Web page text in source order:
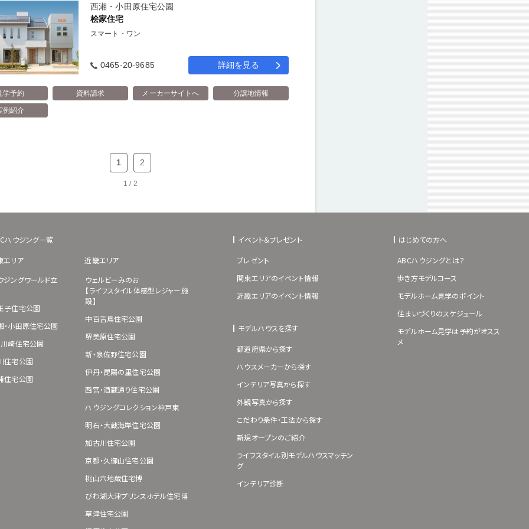
西湘・小田原住宅公園
桧家住宅
スマート・ワン
0465-20-9685 詳細を見る
学予約 資料請求 メーカーサイトへ 分譲地情報
例紹介
1 2
1 / 2
ハウジング一覧
エリア
ジングワールド立
子住宅公園
・小田原住宅公園
崎住宅公園
住宅公園
住宅公園
近畿エリア
ウェルビーみのお
【ライフスタイル体感型レジャー施
設】
中百舌鳥住宅公園
堺美原住宅公園
新・泉佐野住宅公園
伊丹・昆陽の里住宅公園
西宮・酒蔵通り住宅公園
ハウジングコレクション神戸東
明石・大蔵海岸住宅公園
加古川住宅公園
京都・久御山住宅公園
桃山六地蔵住宅博
びわ湖大津プリンスホテル住宅博
草津住宅公園
イベント＆プレゼント
プレゼント
関東エリアのイベント情報
近畿エリアのイベント情報
モデルハウスを探す
都道府県から探す
ハウスメーカーから探す
インテリア写真から探す
外観写真から探す
こだわり条件・工法から探す
新規オープンのご紹介
ライフスタイル別モデルハウスマッチン
グ
インテリア診断
はじめての方へ
ABCハウジングとは？
歩き方モデルコース
モデルホーム見学のポイント
住まいづくりのスケジュール
モデルホーム見学は予約がオスス
メ